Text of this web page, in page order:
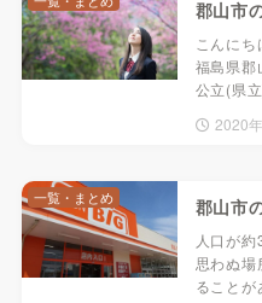
郡山市
こんに
福島県郡
公立(県
2020
郡山市
人口が
思わぬ場
ることが
一覧・まとめ